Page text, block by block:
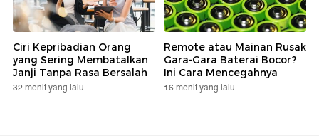
Ciri Kepribadian Orang
yang Sering Membatalkan
Janji Tanpa Rasa Bersalah
32 menit yang lalu
Remote atau Mainan Rusak
Gara-Gara Baterai Bocor?
Ini Cara Mencegahnya
16 menit yang lalu